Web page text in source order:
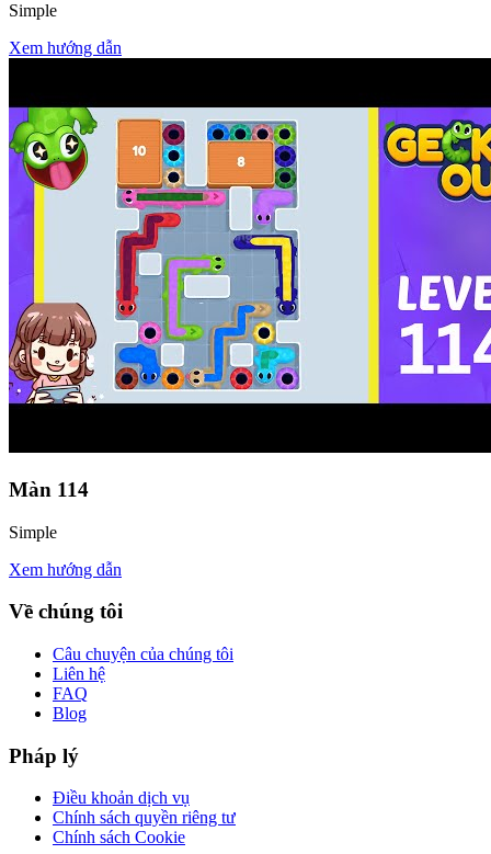
Simple
Xem hướng dẫn
Màn 114
Simple
Xem hướng dẫn
Về chúng tôi
Câu chuyện của chúng tôi
Liên hệ
FAQ
Blog
Pháp lý
Điều khoản dịch vụ
Chính sách quyền riêng tư
Chính sách Cookie